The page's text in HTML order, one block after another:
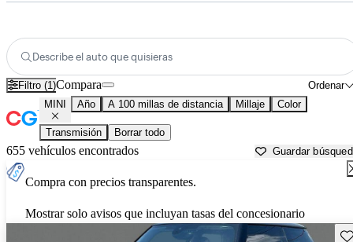
Describe el auto que quisieras
Filtro (1) Ordenar
Compara
MINI Año A 100 millas de distancia Millaje Color
Transmisión Borrar todo
655 vehículos encontrados Guardar
Compra con precios transparentes.
Mostrar solo avisos que incluyan tasas del concesionario